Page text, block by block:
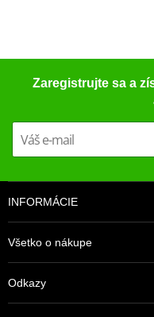
Zaregistrujte sa a
INFORMÁCIE
Všetko o nákupe
Odkazy